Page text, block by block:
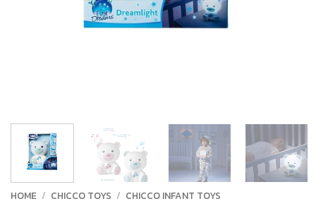
HOME / CHICCO TOYS / CHICCO INFANT TOYS